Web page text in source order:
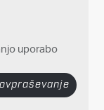
uporabo